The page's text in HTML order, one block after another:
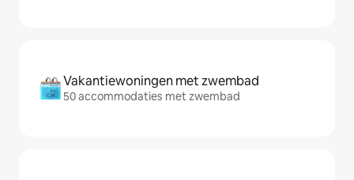
Vakantiewoningen met zwembad
50 accommodaties met zwembad